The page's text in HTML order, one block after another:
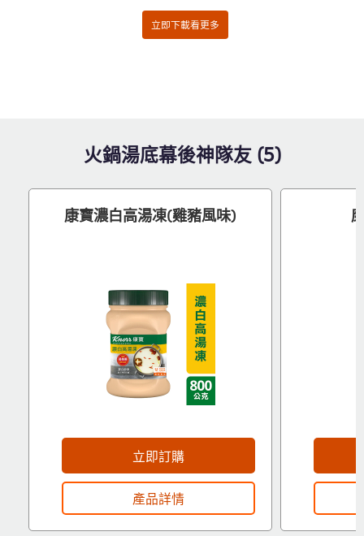
火鍋湯底幕後神隊友 (5)
康寶濃白高湯凍(雞豬風味)
立即訂購
產品詳情